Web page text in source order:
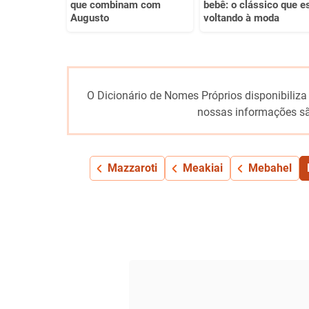
que combinam com
Augusto
bebê: o clássico que
voltando à moda
O Dicionário de Nomes Próprios
nossas informações
Mazzaroti Meakiai Mebahel